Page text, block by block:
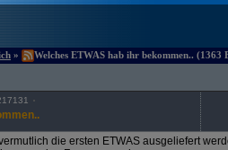
» Welches ETWAS hab ihr bekommen.. (1363
die ersten ETWAS ausgeliefert